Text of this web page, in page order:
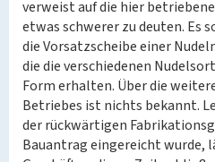
verweist auf die hier
etwas schwerer zu deuten. Es
die Vorsatzscheibe einer
die die verschiedenen
Form erhalten. Über die
Betriebes ist nichts bekannt.
der rückwärtigen
Bauantrag eingereicht wurde,